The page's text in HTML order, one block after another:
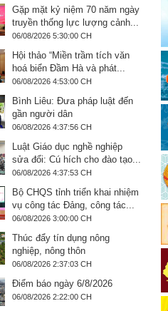
Gặp mặt kỷ niệm 70 năm ngày
truyền thống lực lượng cảnh...
06/08/2026 5:30:00 CH
Hội thảo “Miền trầm tích văn
hoá biển Đầm Hà và phát...
06/08/2026 4:53:00 CH
Bình Liêu: Đưa pháp luật đến
gần người dân
06/08/2026 4:37:56 CH
Luật Giáo dục nghề nghiệp
sửa đổi: Cú hích cho đào tạo...
06/08/2026 4:37:53 CH
Bộ CHQS tỉnh triển khai nhiệm
vụ công tác Đảng, công tác...
06/08/2026 3:00:00 CH
Thúc đẩy tín dụng nông
nghiệp, nông thôn
06/08/2026 2:37:03 CH
Điểm báo ngày 6/8/2026
06/08/2026 2:22:00 CH